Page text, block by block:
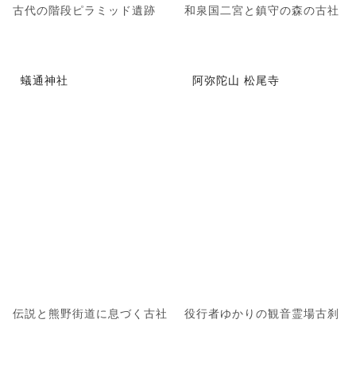
古代の階段ピラミッド遺跡 和泉国二宮と鎮守の森の古社
蟻通神社
伝説と熊野街道に息づく古社
阿弥陀山 松尾寺
役行者ゆかりの観音霊場古刹